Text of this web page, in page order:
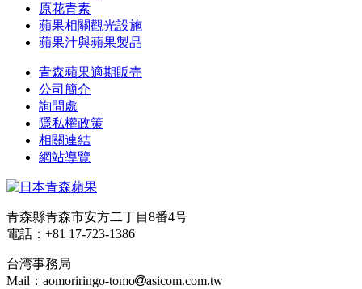
原花青素
蘋果相關觀光設施
蘋果汁與蘋果製品
青森蘋果適期販売
公司簡介
詢問處
隱私權政策
相關連結
網站導覽
青森縣青森市安方二丁目8番4号
電話：+81 17-723-1386
台湾事務局
Mail：aomoriringo-tomo
asicom.com.tw